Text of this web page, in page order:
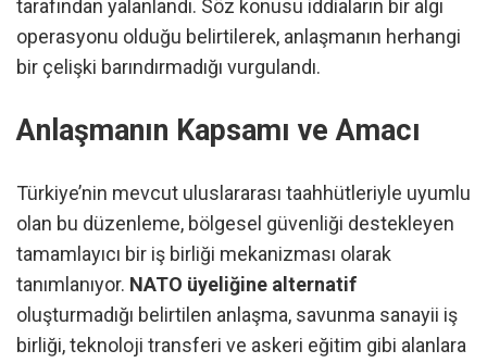
tarafından yalanlandı. Söz konusu iddiaların bir algı
operasyonu olduğu belirtilerek, anlaşmanın herhangi
bir çelişki barındırmadığı vurgulandı.
Anlaşmanın Kapsamı ve Amacı
Türkiye’nin mevcut uluslararası taahhütleriyle uyumlu
olan bu düzenleme, bölgesel güvenliği destekleyen
tamamlayıcı bir iş birliği mekanizması olarak
tanımlanıyor. NATO üyeliğine alternatif
oluşturmadığı belirtilen anlaşma, savunma sanayii iş
birliği, teknoloji transferi ve askeri eğitim gibi alanlara